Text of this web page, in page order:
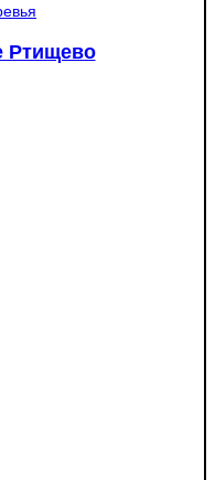
Ртищево